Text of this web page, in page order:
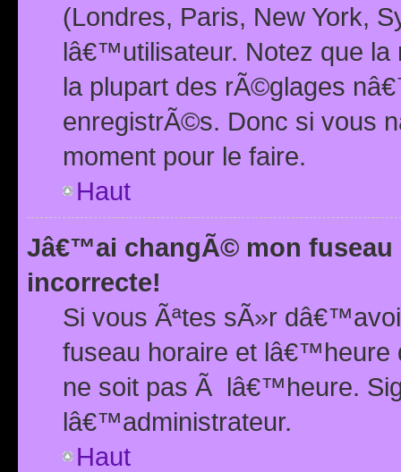
(Londres, Paris, New York,
lâ€™utilisateur. Notez que la
la plupart des rÃ©glages
enregistrÃ©s. Donc si vous
moment pour le faire.
Haut
Jâ€™ai changÃ© mon
incorrecte!
Si vous Ãªtes sÃ»r
fuseau horaire et
ne soit pas Ã lâ€™heure.
lâ€™administrateur.
Haut